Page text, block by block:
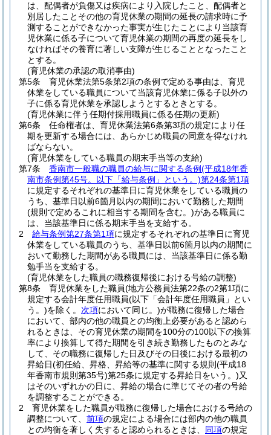
は、配偶者が負傷又は疾病により入院したこと、配偶者と
別居したことその他の育児休業の期間の延長の請求時に予
測することができなかった事実が生じたことにより当該育
児休業に係る子について育児休業の期間の再度の延長をし
なければその養育に著しい支障が生じることとなったこと
とする。
(育児休業の承認の取消事由)
第5条
育児休業法第5条第2項の条例で定める事由は、育児
休業をしている職員について当該育児休業に係る子以外の
子に係る育児休業を承認しようとするときとする。
(育児休業に伴う任期付採用職員に係る任期の更新)
第6条
任命権者は、育児休業法第6条第3項の規定により任
期を更新する場合には、あらかじめ職員の同意を得なけれ
ばならない。
(育児休業をしている職員の期末手当等の支給)
第7条
香南市一般職の職員の給与に関する条例(平成18年香
南市条例第45号。以下「給与条例」という。)第24条第1項
に規定するそれぞれの基準日に育児休業をしている職員の
うち、基準日以前6箇月以内の期間において勤務した期間
(規則で定めるこれに相当する期間を含む。)がある職員に
は、当該基準日に係る期末手当を支給する。
2
給与条例第27条第1項に規定するそれぞれの基準日に育児
休業をしている職員のうち、基準日以前6箇月以内の期間に
おいて勤務した期間がある職員には、当該基準日に係る勤
勉手当を支給する。
(育児休業をした職員の職務復帰後における号給の調整)
第8条
育児休業をした職員(地方公務員法第22条の2第1項に
規定する会計年度任用職員(以下「会計年度任用職員」とい
う。)を除く。 次項において同じ。)が職務に復帰した場合
において、部内の他の職員との均衡上必要があると認めら
れるときは、その育児休業の期間を100分の100以下の換算
率により換算して得た期間を引き続き勤務したものとみな
して、その職務に復帰した日及びその日後における最初の
昇給日(初任給、昇格、昇給等の基準に関する規則 (平成18
年香南市規則第35号)第25条に規定する昇給日をいう。)又
はそのいずれかの日に、昇給の場合に準じてその者の号給
を調整することができる。
2
育児休業をした職員が職務に復帰した場合における号給の
調整について、 前項の規定による場合には部内の他の職員
との均衡を著しく失すると認められるときは、 同項の規定